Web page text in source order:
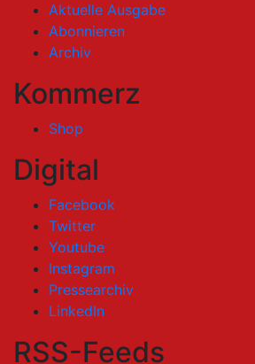
Aktuelle Ausgabe
Abonnieren
Archiv
Kommerz
Shop
Digital
Facebook
Twitter
Youtube
Instagram
Pressearchiv
LinkedIn
RSS-Feeds